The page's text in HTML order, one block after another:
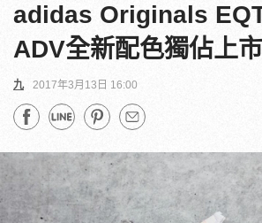
adidas Originals
ADV全新配色獨佔上市
九 2017年3月13日 16:00